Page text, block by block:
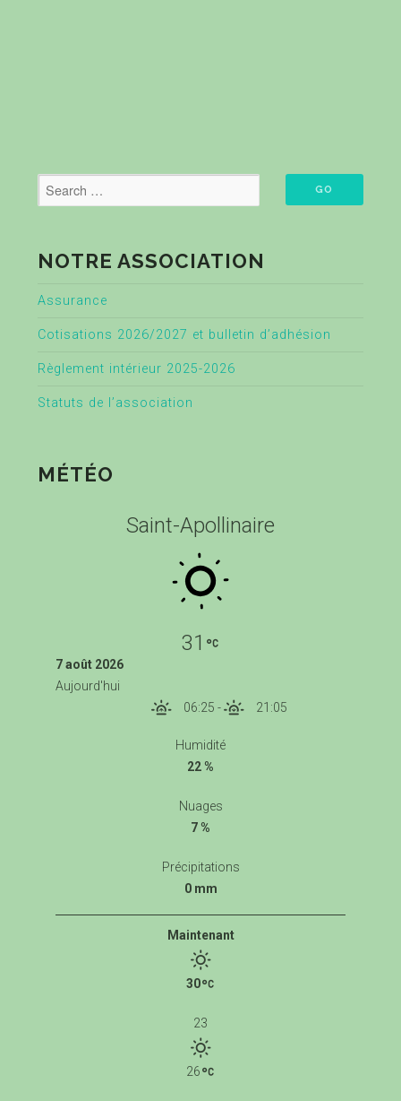
NOTRE ASSOCIATION
Assurance
Cotisations 2026/2027 et bulletin d’adhésion
Règlement intérieur 2025-2026
Statuts de l’association
MÉTÉO
Saint-Apollinaire
31
7 août 2026
Aujourd'hui
06:25 - 21:05
Humidité
22 %
Nuages
7 %
Précipitations
0 mm
Maintenant
30
23
26